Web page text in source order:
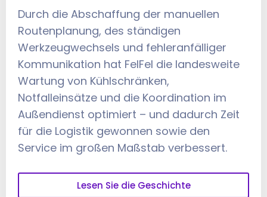
Durch die Abschaffung der manuellen
Routenplanung, des ständigen
Werkzeugwechsels und fehleranfälliger
Kommunikation hat FelFel die landesweite
Wartung von Kühlschränken,
Notfalleinsätze und die Koordination im
Außendienst optimiert – und dadurch Zeit
für die Logistik gewonnen sowie den
Service im großen Maßstab verbessert.
Lesen Sie die Geschichte